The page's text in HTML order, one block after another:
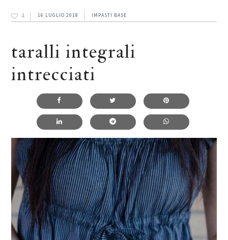
4 16 LUGLIO 2018 IMPASTI BASE
taralli integrali
intrecciati